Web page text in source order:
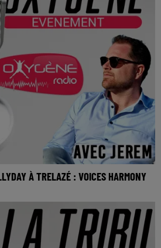
À TRELAZÉ : VOICES HARMONY
Loire le vendredi 21 mai